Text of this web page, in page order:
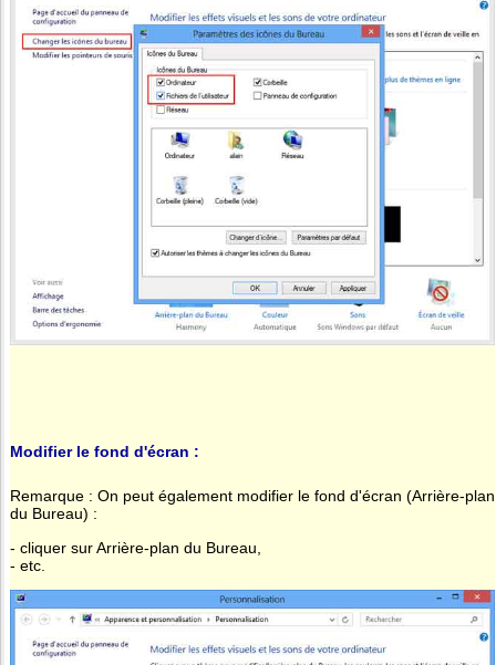
Modifier le fond d'écran :
Remarque : On peut également modifier le fond d'écran (Arrière-plan
du Bureau) :
- cliquer sur Arrière-plan du Bureau,
- etc.